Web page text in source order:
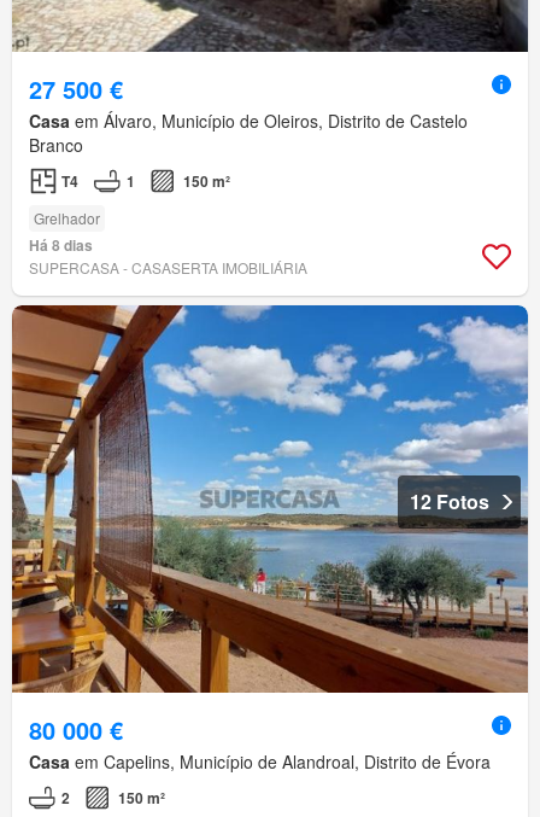
27 500 €
Casa em Álvaro, Município de Oleiros, Distrito de Castelo
Branco
T4 1 150 m²
Grelhador
Há 8 dias
SUPERCASA - CASASERTA IMOBILIÁRIA
12 Fotos
80 000 €
Casa em Capelins, Município de Alandroal, Distrito de Évora
2
150 m²